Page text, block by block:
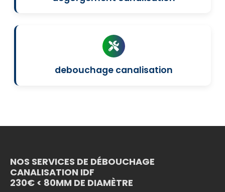
debouchage canalisation
NOS SERVICES DE DÉBOUCHAGE
CANALISATION IDF
230€ < 80MM DE DIAMÈTRE